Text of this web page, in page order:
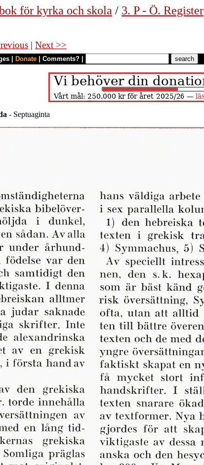
för kyrka och skola / 3. P - Ö. Register
| Next >>
Donate Comments?
- Septuaginta